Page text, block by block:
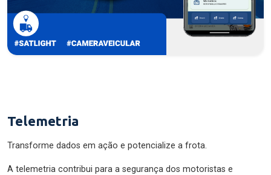
Telemetria
Transforme dados em ação e potencialize a frota.
A telemetria contribui para a segurança dos motoristas e